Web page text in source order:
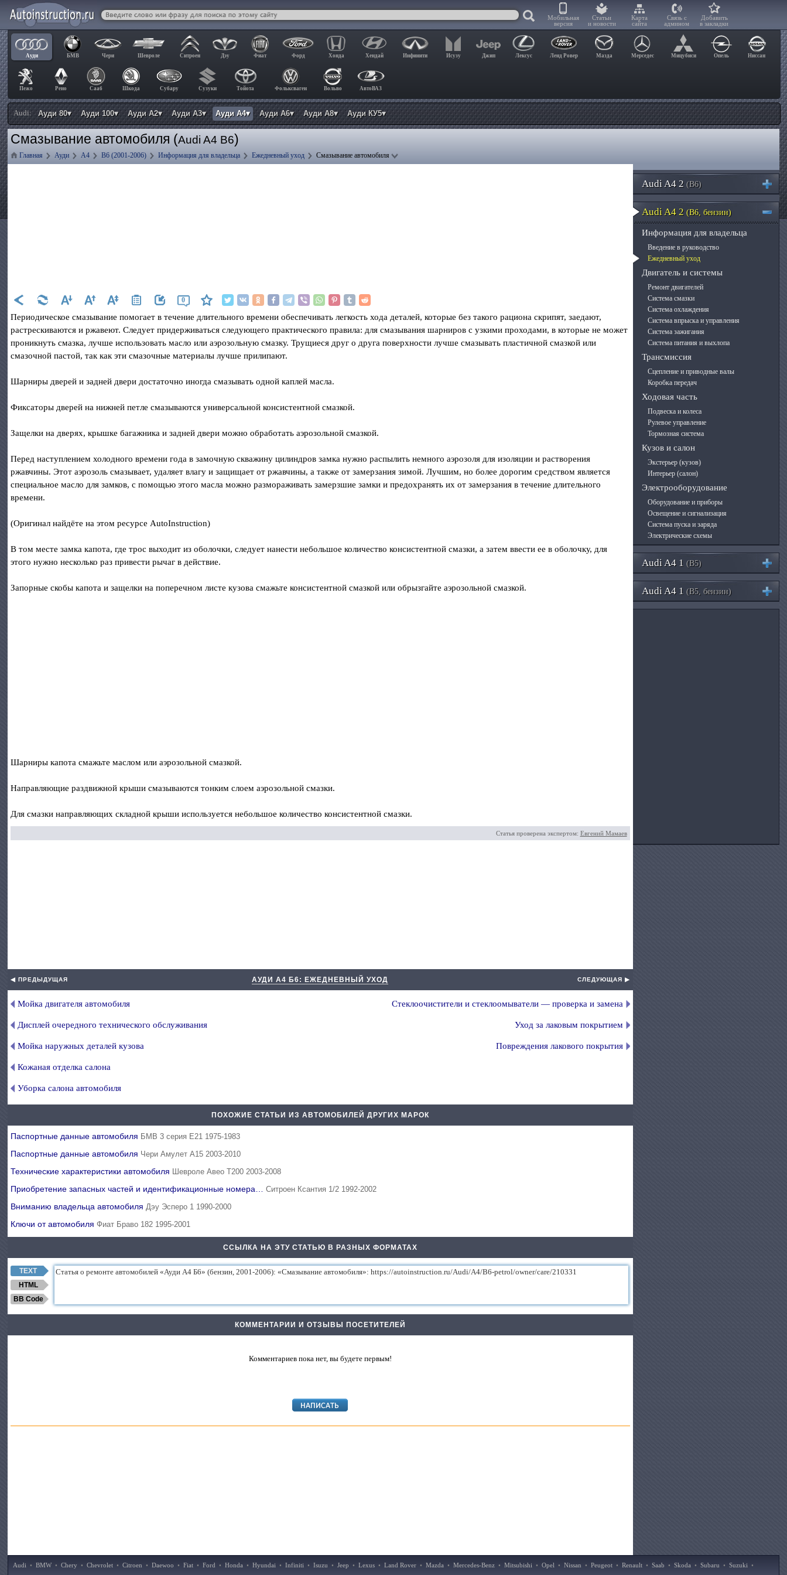
Мобильная
версия
Статьи
и новости
Карта
сайта
Связь с
админом
Добавить
в закладки
Ауди БМВ Чери Шевроле Ситроен Дэу Фиат Форд Хонда Хендай Инфинити Исузу Джип Лексус Ленд Ровер Мазда Мерседес Мицубиси Опель Ниссан
Пежо Рено Сааб Шкода Субару Сузуки Тойота Фольксваген Вольво АвтоВАЗ
Audi: Ауди 80▾ Ауди 100▾ Ауди А2▾ Ауди А3▾ Ауди А4▾ Ауди А6▾ Ауди А8▾ Ауди КУ5▾
Смазывание автомобиля (Audi A4 B6)
Главная Ауди А4 B6 (2001-2006) Информация для владельца Ежедневный уход Смазывание автомобиля
0
Периодическое смазывание помогает в течение длительного времени обеспечивать легкость хода деталей, которые без такого рациона скрипят, заедают,
растрескиваются и ржавеют. Следует придерживаться следующего практического правила: для смазывания шарниров с узкими проходами, в которые не может
проникнуть смазка, лучше использовать масло или аэрозольную смазку. Трущиеся друг о друга поверхности лучше смазывать пластичной смазкой или
смазочной пастой, так как эти смазочные материалы лучше прилипают.
Шарниры дверей и задней двери достаточно иногда смазывать одной каплей масла.
Фиксаторы дверей на нижней петле смазываются универсальной консистентной смазкой.
Защелки на дверях, крышке багажника и задней двери можно обработать аэрозольной смазкой.
Перед наступлением холодного времени года в замочную скважину цилиндров замка нужно распылить немного аэрозоля для изоляции и растворения
ржавчины. Этот аэрозоль смазывает, удаляет влагу и защищает от ржавчины, а также от замерзания зимой. Лучшим, но более дорогим средством является
специальное масло для замков, с помощью этого масла можно размораживать замерзшие замки и предохранять их от замерзания в течение длительного
времени.
(Оригинал найдёте на этом ресурсе AutoInstruction)
В том месте замка капота, где трос выходит из оболочки, следует нанести небольшое количество консистентной смазки, а затем ввести ее в оболочку, для
этого нужно несколько раз привести рычаг в действие.
Запорные скобы капота и защелки на поперечном листе кузова смажьте консистентной смазкой или обрызгайте аэрозольной смазкой.
Шарниры капота смажьте маслом или аэрозольной смазкой.
Направляющие раздвижной крыши смазываются тонким слоем аэрозольной смазки.
Для смазки направляющих складной крыши используется небольшое количество консистентной смазки.
Статья проверена экспертом: Евгений Мамаев
◀ ПРЕДЫДУЩАЯ АУДИ А4 Б6: ЕЖЕДНЕВНЫЙ УХОД СЛЕДУЮЩАЯ ▶
Мойка двигателя автомобиля
Дисплей очередного технического обслуживания
Мойка наружных деталей кузова
Кожаная отделка салона
Уборка салона автомобиля
Стеклоочистители и стеклоомыватели — проверка и замена
Уход за лаковым покрытием
Повреждения лакового покрытия
ПОХОЖИЕ СТАТЬИ ИЗ АВТОМОБИЛЕЙ ДРУГИХ МАРОК
Паспортные данные автомобиля БМВ 3 серия Е21 1975-1983
Паспортные данные автомобиля Чери Амулет А15 2003-2010
Технические характеристики автомобиля Шевроле Авео Т200 2003-2008
Приобретение запасных частей и идентификационные номера…Ситроен Ксантия 1/2 1992-2002
Вниманию владельца автомобиля Дэу Эсперо 1 1990-2000
Ключи от автомобиляФиат Браво 182 1995-2001
ССЫЛКА НА ЭТУ СТАТЬЮ В РАЗНЫХ ФОРМАТАХ
TEXT
HTML
BB Code
КОММЕНТАРИИ И ОТЗЫВЫ ПОСЕТИТЕЛЕЙ
Комментариев пока нет, вы будете первым!
Audi A4 2 (B6)
Audi A4 2 (B6, бензин)
Информация для владельца
Введение в руководство
Ежедневный уход
Двигатель и системы
Ремонт двигателей
Система смазки
Система охлаждения
Система впрыска и управления
Система зажигания
Система питания и выхлопа
Трансмиссия
Сцепление и приводные валы
Коробка передач
Ходовая часть
Подвеска и колеса
Рулевое управление
Тормозная система
Кузов и салон
Экстерьер (кузов)
Интерьер (салон)
Электрооборудование
Оборудование и приборы
Освещение и сигнализация
Система пуска и заряда
Электрические схемы
Audi A4 1 (B5)
Audi A4 1 (B5, бензин)
Audi • BMW • Chery • Chevrolet • Citroen • Daewoo • Fiat • Ford • Honda • Hyundai • Infiniti • Isuzu • Jeep • Lexus • Land Rover • Mazda • Mercedes-Benz • Mitsubishi • Opel • Nissan • Peugeot • Renault • Saab • Skoda • Subaru • Suzuki •